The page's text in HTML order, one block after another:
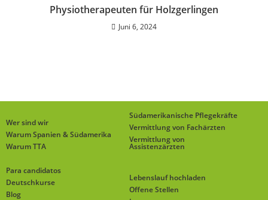
Physiotherapeuten für Holzgerlingen
Juni 6, 2024
Wer sind wir
Warum Spanien & Südamerika
Warum TTA
Südamerikanische Pflegekräfte
Vermittlung von Fachärzten
Vermittlung von
Assistenzärzten
Para candidatos
Deutschkurse
Blog
Lebenslauf hochladen
Offene Stellen